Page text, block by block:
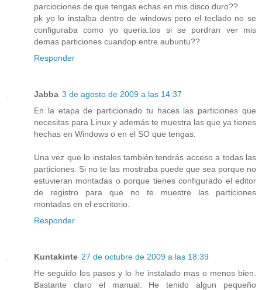
parciociones de que tengas echas en mis disco duro??
pk yo lo instalba dentro de windows pero el teclado no se
configuraba como yo queria.tos si se pordran ver mis
demas particiones cuandop entre aubuntu??
Responder
Jabba 3 de agosto de 2009 a las 14:37
En la etapa de particionado tu haces las particiones que
necesitas para Linux y además te muestra las que ya tienes
hechas en Windows o en el SO que tengas.
Una vez que lo instales también tendrás acceso a todas las
particiones. Si no te las mostraba puede que sea porque no
estuvieran montadas o porque tienes configurado el editor
de registro para que no te muestre las particiones
montadas en el escritorio.
Responder
Kuntakinte 27 de octubre de 2009 a las 18:39
He seguido los pasos y lo he instalado mas o menos bien.
Bastante claro el manual. He tenido algun pequeño